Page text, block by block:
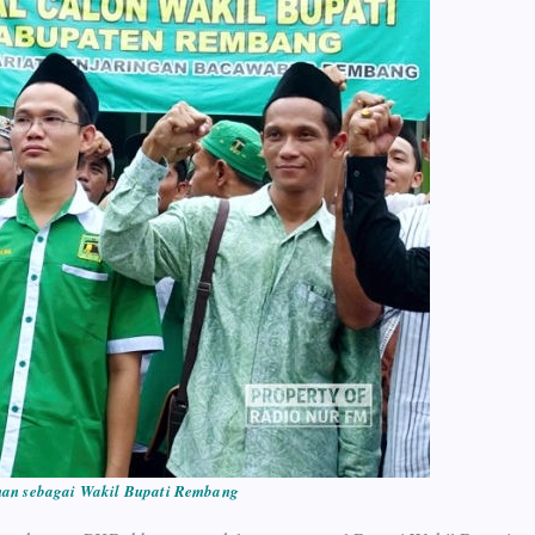
sebagai Wakil Bupati Rembang